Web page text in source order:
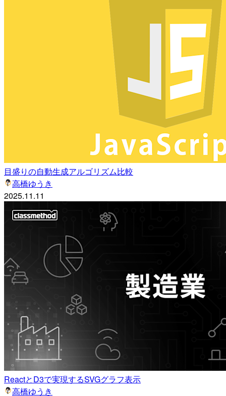
目盛りの自動生成アルゴリズム比較
高橋ゆうき
2025.11.11
ReactとD3で実現するSVGグラフ表示
高橋ゆうき